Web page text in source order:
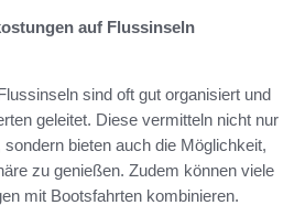
auf Flussinseln
sind oft gut organisiert und
geleitet. Diese vermitteln nicht nur
bieten auch die Möglichkeit,
zu genießen. Zudem können viele
mit Bootsfahrten kombinieren.